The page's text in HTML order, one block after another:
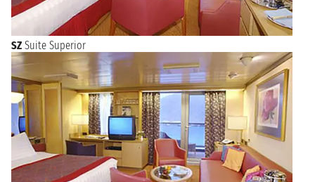
SZ Suite Superior